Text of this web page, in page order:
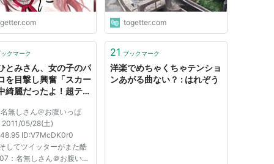
togetter.com
クマーク
とみさん、女の子のパ
を目撃し興奮「スカー
綺麗だったよ！超テン
いよ！
無しさん＠お腹いっぱ
2011/05/28(土)
ID:V7McDK0r0
してツイッターがまた酷
：名無しさん＠お腹いっ
21 ブックマーク
洋楽でめちゃくちゃテンショ
ンあがる曲ない？ : はれぞう